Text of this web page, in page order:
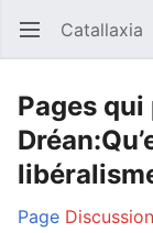
Ouvrir le menu principal Catallaxia
Pages
Page Discussion